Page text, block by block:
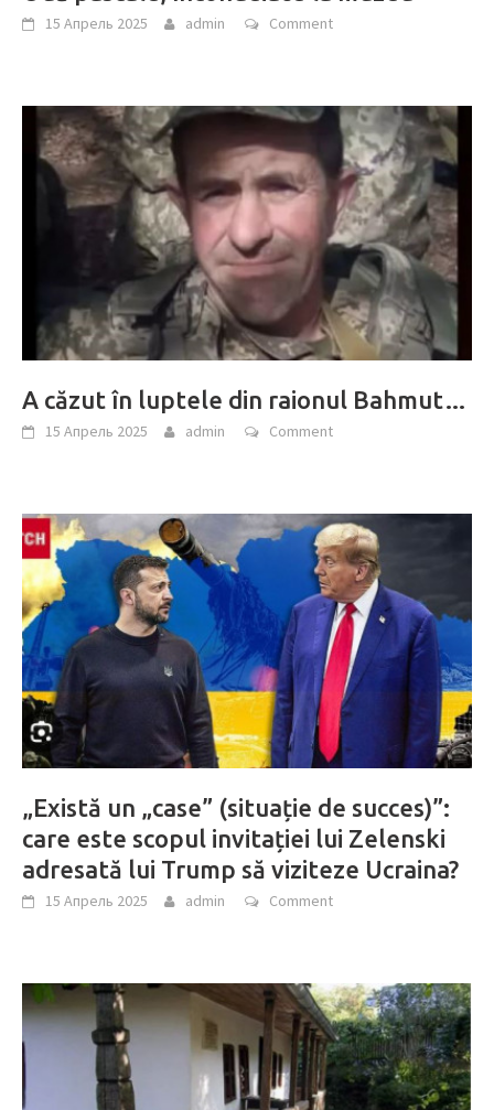
15 Апрель 2025 admin Comment
A căzut în luptele din raionul Bahmut…
15 Апрель 2025 admin Comment
„Există un „case” (situație de succes)”:
care este scopul invitației lui Zelenski
adresată lui Trump să viziteze Ucraina?
15 Апрель 2025 admin Comment